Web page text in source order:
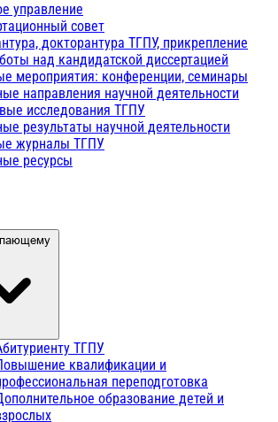
управление
совет
докторантура ТГПУ, прикрепление
над кандидатской диссертацией
мероприятия: конференции, семинары
направления научной деятельности
исследования ТГПУ
результаты научной деятельности
журналы ТГПУ
ресурсы
ТГПУ
квалификации и
переподготовка
образование детей и